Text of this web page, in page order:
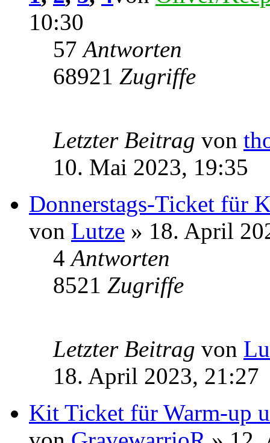
10:30
57Antworten
68921 Zugriffe
Letzter Beitrag von
10. Mai 2023, 19:35
Donnerstags-Ticket für
von Lutze » 18. April
4Antworten
8521 Zugriffe
Letzter Beitrag von
18. April 2023, 21:27
Kit Ticket für Warm-up